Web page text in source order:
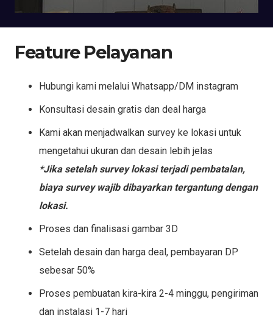
Feature Pelayanan
Hubungi kami melalui Whatsapp/DM instagram
Konsultasi desain gratis dan deal harga
Kami akan menjadwalkan survey ke lokasi untuk
mengetahui ukuran dan desain lebih jelas
*Jika setelah survey lokasi terjadi pembatalan,
biaya survey wajib dibayarkan tergantung dengan
lokasi.
Proses dan finalisasi gambar 3D
Setelah desain dan harga deal, pembayaran DP
sebesar 50%
Proses pembuatan kira-kira 2-4 minggu, pengiriman
dan instalasi 1-7 hari